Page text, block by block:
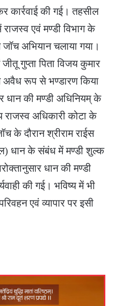
कार्रवाई की गई। तहसील
एवं मण्डी विभाग के
जॉच अभियान चलाया गया।
गुप्ता पिता विजय कुमार
अवैध रूप से भण्डारण किया
धान की मण्डी अधिनियम् के
राजस्व अधिकारी कोटा के
के दौरान श्रीराम राईस
धान के संबंध में मण्डी शुल्क
धान की मण्डी
की गई। भविष्य में भी
एवं व्यापार पर इसी